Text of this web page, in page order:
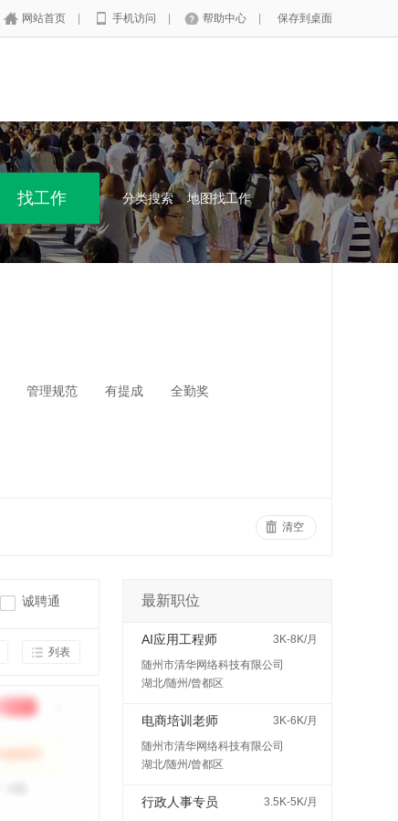
网站首页 手机访问 帮助中心 保存到桌面
分类搜索 地图找工作
管理规范 有提成 全勤奖
清空
诚聘通
列表
最新职位
AI应用工程师
3K-8K/月
随州市清华网络科技有限公司
湖北/随州/曾都区
电商培训老师
3K-6K/月
随州市清华网络科技有限公司
湖北/随州/曾都区
行政人事专员
3.5K-5K/月